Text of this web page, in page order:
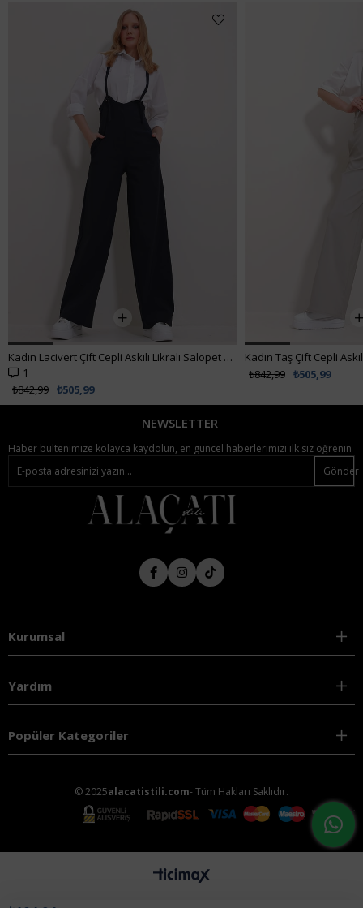
Kadın Lacivert Çift Cepli Askılı Likralı Salopet Tulum ALC-X11539
1
₺505,99
₺842,99
₺505,99
₺842,99
NEWSLETTER
Haber bültenimize kolayca kaydolun, en güncel haberlerimizi ilk siz öğrenin
Gönder
Kurumsal
Yardım
Popüler Kategoriler
© 2025alacatistili.com- Tüm Hakları Saklıdır.